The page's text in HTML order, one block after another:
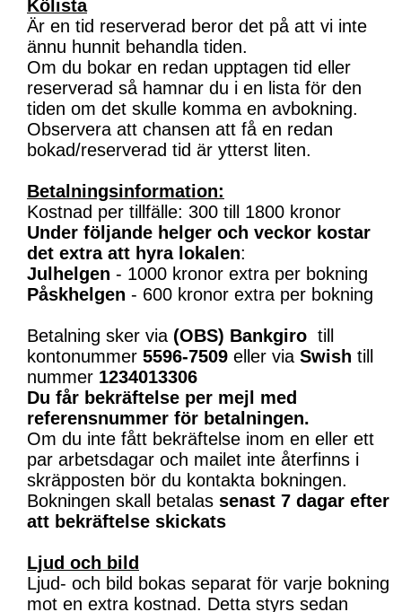
Kölista
Är en tid reserverad beror det på att vi inte
ännu hunnit behandla tiden.
Om du bokar en redan upptagen tid eller
reserverad så hamnar du i en lista för den
tiden om det skulle komma en avbokning.
Observera att chansen att få en redan
bokad/reserverad tid är ytterst liten.
Betalningsinformation:
Kostnad per tillfälle: 300 till 1800 kronor
Under följande helger och veckor kostar
det extra att hyra lokalen:
Julhelgen - 1000 kronor extra per bokning
Påskhelgen - 600 kronor extra per bokning
Betalning sker via (OBS) Bankgiro till
kontonummer 5596-7509 eller via Swish till
nummer 1234013306
Du får bekräftelse per mejl med
referensnummer för betalningen.
Om du inte fått bekräftelse inom en eller ett
par arbetsdagar och mailet inte återfinns i
skräpposten bör du kontakta bokningen.
Bokningen skall betalas senast 7 dagar efter
att bekräftelse skickats
Ljud och bild
Ljud- och bild bokas separat för varje bokning
mot en extra kostnad. Detta styrs sedan